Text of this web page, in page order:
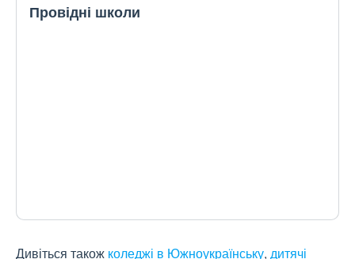
Провідні школи
Дивіться також коледжі в Южноукраїнську, дитячі